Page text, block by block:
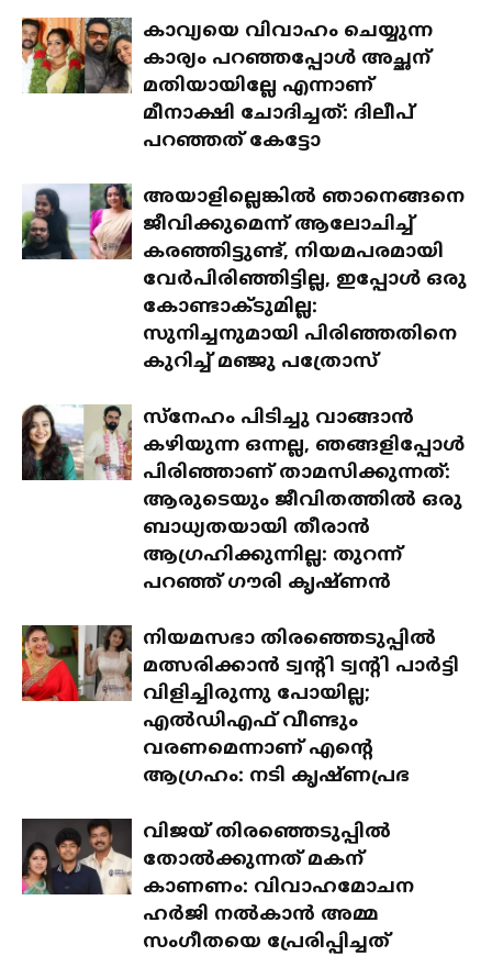
കാവ്യയെ വിവാഹം ചെയ്യുന്ന
കാര്യം പറഞ്ഞപ്പോൾ അച്ഛന്
മതിയായില്ലേ എന്നാണ്
മീനാക്ഷി ചോദിച്ചത്: ദിലീപ്
പറഞ്ഞത് കേട്ടോ
അയാളില്ലെങ്കിൽ ഞാനെങ്ങനെ
ജീവിക്കുമെന്ന് ആലോചിച്ച്
കരഞ്ഞിട്ടുണ്ട്, നിയമപരമായി
വേർപിരിഞ്ഞിട്ടില്ല, ഇപ്പോൾ ഒരു
കോണ്ടാക്ടുമില്ല:
സുനിച്ചനുമായി പിരിഞ്ഞതിനെ
കുറിച്ച് മഞ്ജു പത്രോസ്
സ്‌നേഹം പിടിച്ചു വാങ്ങാൻ
കഴിയുന്ന ഒന്നല്ല, ഞങ്ങളിപ്പോൾ
പിരിഞ്ഞാണ് താമസിക്കുന്നത്:
ആരുടെയും ജീവിതത്തിൽ ഒരു
ബാധ്യതയായി തീരാൻ
ആഗ്രഹിക്കുന്നില്ല: തുറന്ന്
പറഞ്ഞ് ഗൗരി കൃഷ്ണൻ
നിയമസഭാ തിരഞ്ഞെടുപ്പിൽ
മത്സരിക്കാൻ ട്വന്റി ട്വന്റി പാർട്ടി
വിളിച്ചിരുന്നു പോയില്ല;
എൽഡിഎഫ് വീണ്ടും
വരണമെന്നാണ് എന്റെ
ആഗ്രഹം: നടി കൃഷ്ണപ്രഭ
വിജയ് തിരഞ്ഞെടുപ്പിൽ
തോൽക്കുന്നത് മകന്
കാണണം: വിവാഹമോചന
ഹർജി നൽകാൻ അമ്മ
സംഗീതയെ പ്രേരിപ്പിച്ചത്